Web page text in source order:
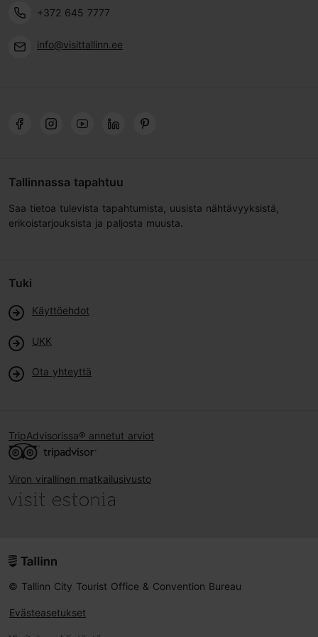
+372 645 7777
info@visittallinn.ee
Tallinnassa tapahtuu
Saa tietoa tulevista tapahtumista, uusista nähtävyyksistä,
erikoistarjouksista ja paljosta muusta.
Tuki
Käyttöehdot
UKK
Ota yhteyttä
TripAdvisorissa® annetut arviot
Viron virallinen matkailusivusto
© Tallinn City Tourist Office & Convention Bureau
Evästeasetukset